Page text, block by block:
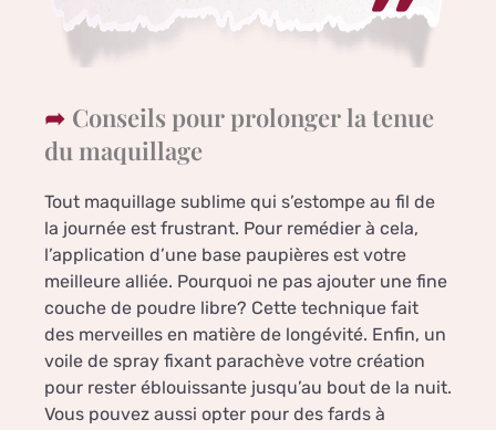
Conseils pour prolonger la tenue
du maquillage
Tout maquillage sublime qui s’estompe au fil de
la journée est frustrant. Pour remédier à cela,
l’application d’une base paupières est votre
meilleure alliée. Pourquoi ne pas ajouter une fine
couche de poudre libre? Cette technique fait
des merveilles en matière de longévité. Enfin, un
voile de spray fixant parachève votre création
pour rester éblouissante jusqu’au bout de la nuit.
Vous pouvez aussi opter pour des fards à